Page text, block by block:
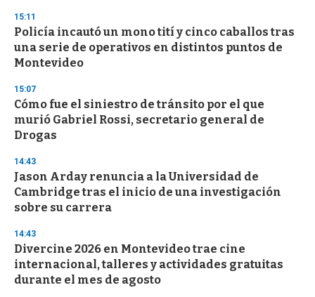
s
e
c
o
n
15:11
Policía incautó un mono tití y cinco caballos tras
una serie de operativos en distintos puntos de
Montevideo
15:07
Cómo fue el siniestro de tránsito por el que
murió Gabriel Rossi, secretario general de
Drogas
14:43
Jason Arday renuncia a la Universidad de
Cambridge tras el inicio de una investigación
sobre su carrera
14:43
Divercine 2026 en Montevideo trae cine
internacional, talleres y actividades gratuitas
durante el mes de agosto